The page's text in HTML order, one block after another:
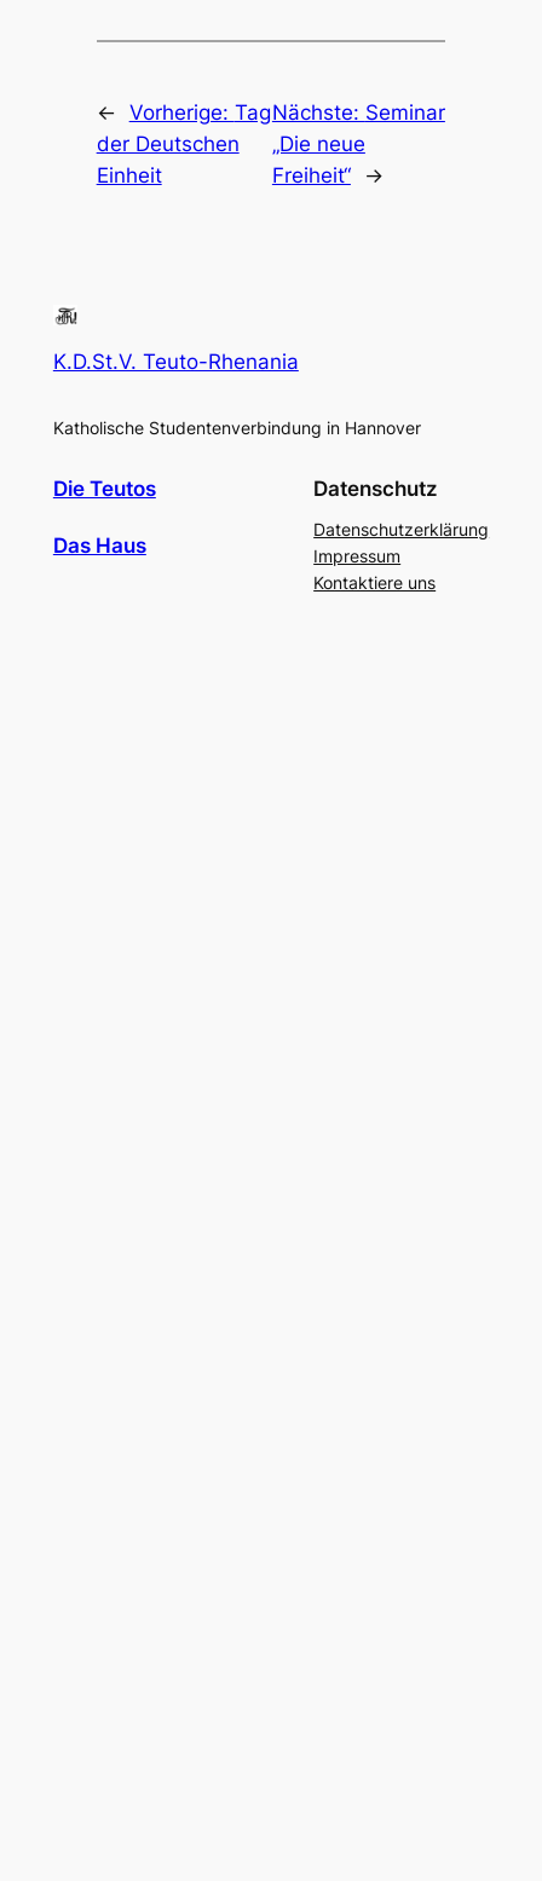
← Vorherige: Tag
der Deutschen
Einheit
Nächste: Seminar
„Die neue
Freiheit“
→
K.D.St.V. Teuto-Rhenania
Katholische Studentenverbindung in Hannover
Die Teutos
Das Haus
Datenschutz
Datenschutzerklärung
Impressum
Kontaktiere uns